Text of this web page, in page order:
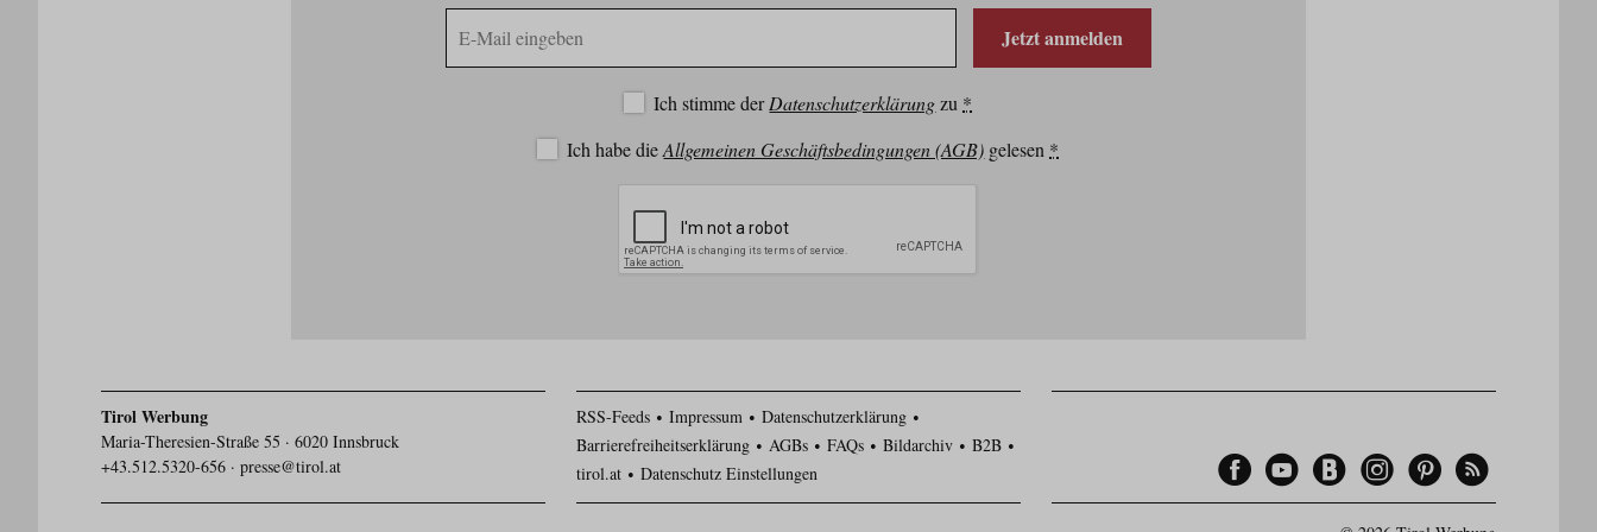
Mail
Jetzt anmelden
Ich stimme derDatenschutzerklärung zu *
Ich habe dieAllgemeinen Geschäftsbedingungen (AGB) gelesen *
Tirol Werbung
Maria-Theresien-Straße 55 · 6020 Innsbruck
+43.512.5320-656 · presse@tirol.at
RSS-Feeds Impressum
Datenschutzerklärung
Barrierefreiheitserklärung
AGBs FAQs Bildarchiv
B2B
tirol.at
Datenschutz Einstellungen
FacebookYouTubeBloggerInstagramPinterest
Feed